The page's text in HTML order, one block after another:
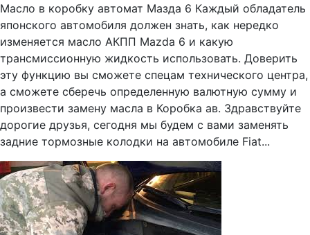
Масло в коробку автомат Мазда 6 Каждый обладатель
японского автомобиля должен знать, как нередко
изменяется масло АКПП Mazda 6 и какую
трансмиссионную жидкость использовать. Доверить
эту функцию вы сможете спецам технического центра,
а сможете сберечь определенную валютную сумму и
произвести замену масла в Коробка ав. Здравствуйте
дорогие друзья, сегодня мы будем с вами заменять
задние тормозные колодки на автомобиле Fiat...